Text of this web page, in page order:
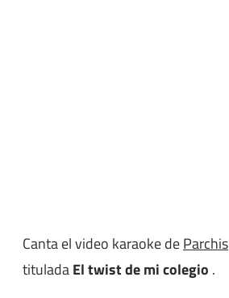
Canta el video karaoke deParchis
tituladaEl twist de mi colegio .